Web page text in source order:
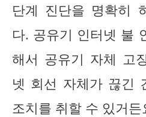
단계 진단을 명확히
다. 공유기 인터넷 불
해서 공유기 자체 고
넷 회선 자체가 끊긴
조치를 취할 수 있거든